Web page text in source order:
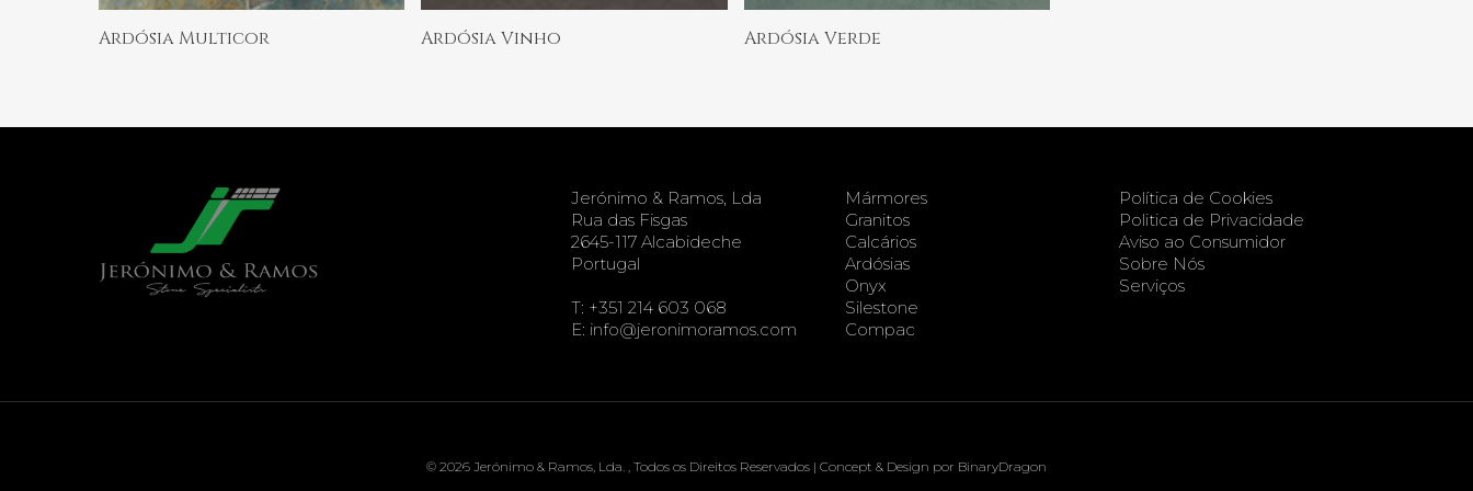
Ler Mais
Ardósia Multicor Ler Mais
Ardósia Vinho Ler Mais
Ardósia Verde
Jerónimo & Ramos, Lda
Rua das Fisgas
2645-117 Alcabideche
Portugal
T: +351 214 603 068
E: info@jeronimoramos.com
Mármores
Granitos
Calcários
Ardósias
Onyx
Silestone
Compac
Política de Cookies
Politica de Privacidade
Aviso ao Consumidor
Sobre Nós
Serviços
© 2026 Jerónimo & Ramos, Lda. , Todos os Direitos Reservados | Concept & Design por BinaryDragon